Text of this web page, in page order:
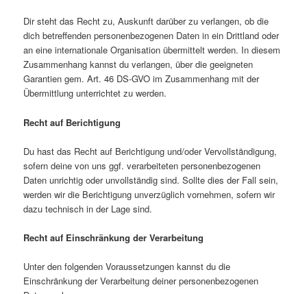
Dir steht das Recht zu, Auskunft darüber zu verlangen, ob die
dich betreffenden personenbezogenen Daten in ein Drittland oder
an eine internationale Organisation übermittelt werden. In diesem
Zusammenhang kannst du verlangen, über die geeigneten
Garantien gem. Art. 46 DS-GVO im Zusammenhang mit der
Übermittlung unterrichtet zu werden.
Recht auf Berichtigung
Du hast das Recht auf Berichtigung und/oder Vervollständigung,
sofern deine von uns ggf. verarbeiteten personenbezogenen
Daten unrichtig oder unvollständig sind. Sollte dies der Fall sein,
werden wir die Berichtigung unverzüglich vornehmen, sofern wir
dazu technisch in der Lage sind.
Recht auf Einschränkung der Verarbeitung
Unter den folgenden Voraussetzungen kannst du die
Einschränkung der Verarbeitung deiner personenbezogenen